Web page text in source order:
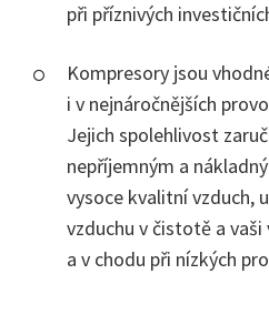
při příznivých
Kompresory jsou
i v nejnáročnějších
Jejich spolehlivost
nepříjemným a
vysoce kvalitní vzduch,
vzduchu v čistotě a
a v chodu při nízkých